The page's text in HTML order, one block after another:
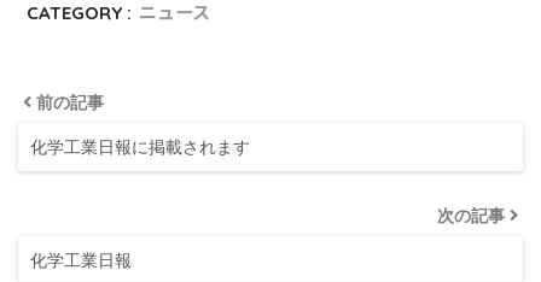
CATEGORY : ニュース
前の記事
化学工業日報に掲載されます
次の記事
化学工業日報